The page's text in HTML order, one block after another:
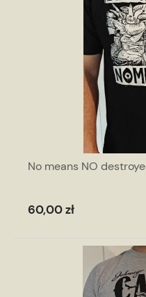
No means NO
60,00 zł